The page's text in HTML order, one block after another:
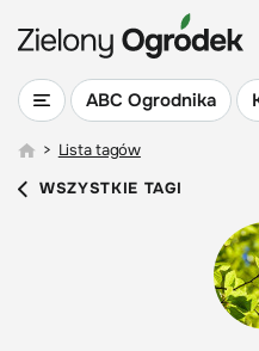
ABC Ogrodnika
> Lista tagów
WSZYSTKIE TAGI